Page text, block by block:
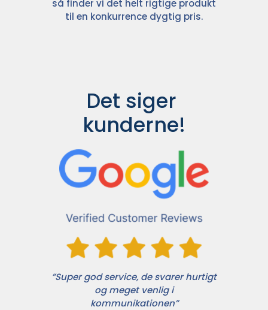
så finder vi det helt rigtige produkt
til en konkurrence dygtig pris.
Det siger
kunderne!
”Super god service, de svarer hurtigt
og meget venlig i
kommunikationen”